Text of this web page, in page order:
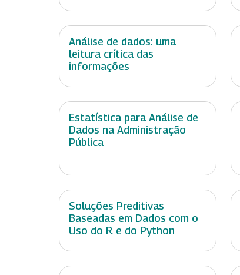
Análise de dados: uma
leitura crítica das
informações
Estatística para Análise de
Dados na Administração
Pública
Soluções Preditivas
Baseadas em Dados com o
Uso do R e do Python